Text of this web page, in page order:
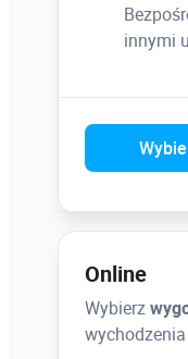
innymi
Online
Wybierz